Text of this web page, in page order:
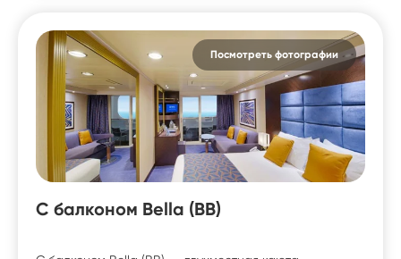
Посмотреть фотографии
С балконом Bella (BB)